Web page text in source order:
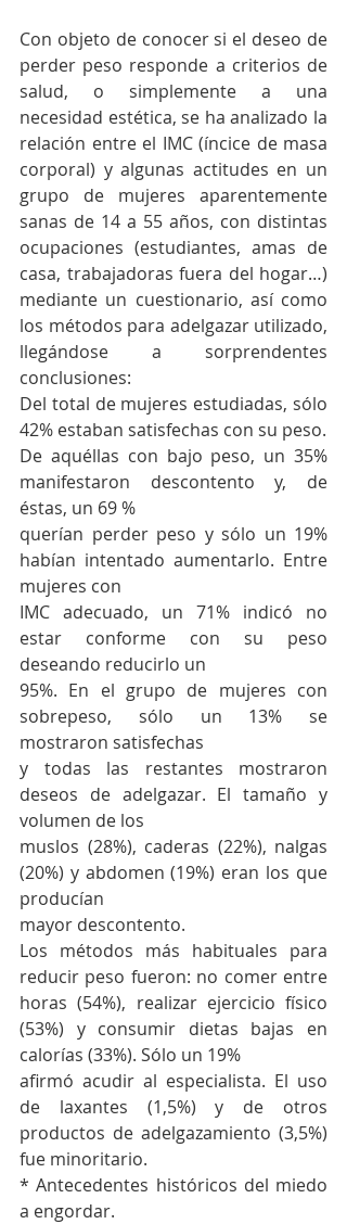
Con objeto de conocer si el deseo de
perder peso responde a criterios de
salud, o simplemente a una
necesidad estética, se ha analizado la
relación entre el IMC (íncice de masa
corporal) y algunas actitudes en un
grupo de mujeres aparentemente
sanas de 14 a 55 años, con distintas
ocupaciones (estudiantes, amas de
casa, trabajadoras fuera del hogar…)
mediante un cuestionario, así como
los métodos para adelgazar utilizado,
llegándose a sorprendentes
conclusiones:
Del total de mujeres estudiadas, sólo
42% estaban satisfechas con su peso.
De aquéllas con bajo peso, un 35%
manifestaron descontento y, de
éstas, un 69 %
querían perder peso y sólo un 19%
habían intentado aumentarlo. Entre
mujeres con
IMC adecuado, un 71% indicó no
estar conforme con su peso
deseando reducirlo un
95%. En el grupo de mujeres con
sobrepeso, sólo un 13% se
mostraron satisfechas
y todas las restantes mostraron
deseos de adelgazar. El tamaño y
volumen de los
muslos (28%), caderas (22%), nalgas
(20%) y abdomen (19%) eran los que
producían
mayor descontento.
Los métodos más habituales para
reducir peso fueron: no comer entre
horas (54%), realizar ejercicio físico
(53%) y consumir dietas bajas en
calorías (33%). Sólo un 19%
afirmó acudir al especialista. El uso
de laxantes (1,5%) y de otros
productos de adelgazamiento (3,5%)
fue minoritario.
* Antecedentes históricos del miedo
a engordar.